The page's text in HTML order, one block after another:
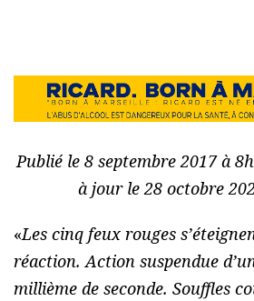
Publié le 8 septembre 2017 à
à jour le 28 octobre
«Les cinq feux rouges
réaction. Action suspendue
millième de seconde. Souffles